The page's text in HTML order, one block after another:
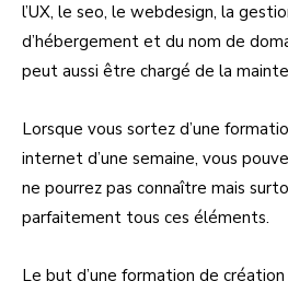
l’UX, le seo, le webdesign, la
d’hébergement et du nom de
peut aussi être chargé de la
Lorsque vous sortez d’une
internet d’une semaine, vous
ne pourrez pas connaître mais
parfaitement tous ces éléments.
Le but d’une formation de